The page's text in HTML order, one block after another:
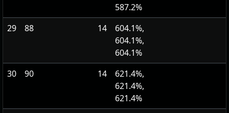
587.2%
29
88 14
604.1%,
604.1%,
604.1%
30
90 14
621.4%,
621.4%,
621.4%